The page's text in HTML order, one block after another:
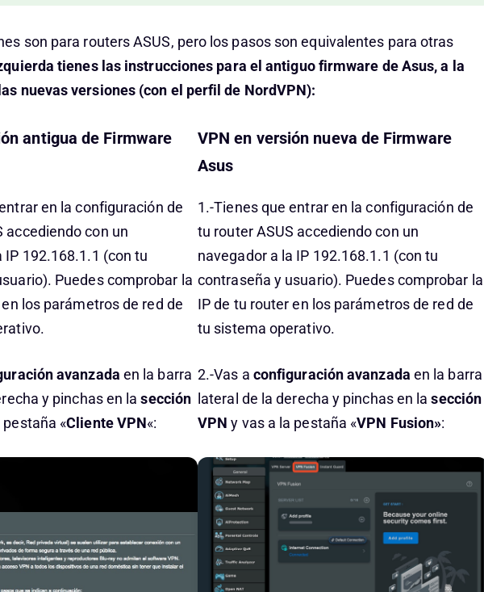
son para routers ASUS, pero los pasos son equivalentes para otras
tienes las instrucciones para el antiguo firmware de Asus, a la
nuevas versiones (con el perfil de NordVPN):
antigua de Firmware
en la configuración de
accediendo con un
IP 192.168.1.1 (con tu
Puedes comprobar la
los parámetros de red de
avanzada en la barra
y pinchas en lasección
«Cliente VPN«:
VPN en versión nueva de Firmware
Asus
1.-Tienes que entrar en la configuración de
tu router ASUS accediendo con un
navegador a la IP 192.168.1.1 (con tu
contraseña y usuario). Puedes comprobar la
IP de tu router en los parámetros de red de
tu sistema operativo.
2.-Vas a configuración avanzada en la barra
lateral de la derecha y pinchas en lasección
VPN y vas a la pestaña «VPN Fusion»: